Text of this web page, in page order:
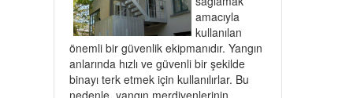
amacıyla
kullanılan
önemli bir güvenlik ekipmanıdır. Yangın
anlarında hızlı ve güvenli bir şekilde
binayı terk etmek için kullanılırlar. Bu
nedenle, yangın merdivenlerinin